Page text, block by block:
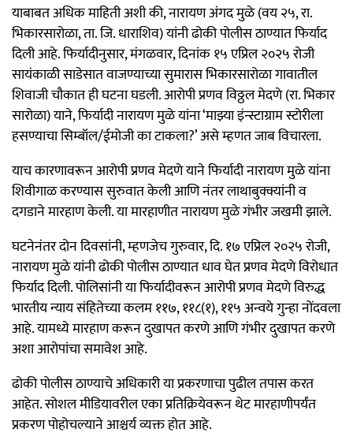
याबाबत अधिक माहिती अशी की, नारायण अंगद मुळे (वय २५, रा.
भिकारसारोळा, ता. जि. धाराशिव) यांनी ढोकी पोलीस ठाण्यात फिर्याद
दिली आहे. फिर्यादीनुसार, मंगळवार, दिनांक १५ एप्रिल २०२५ रोजी
सायंकाळी साडेसात वाजण्याच्या सुमारास भिकारसारोळा गावातील
शिवाजी चौकात ही घटना घडली. आरोपी प्रणव विठ्ठल मेदणे (रा. भिकार
सारोळा) याने, फिर्यादी नारायण मुळे यांना ‘माझ्या इंन्स्टाग्राम स्टोरीला
हसण्याचा सिम्बॉल/ईमोजी का टाकला?’ असे म्हणत जाब विचारला.
याच कारणावरून आरोपी प्रणव मेदणे याने फिर्यादी नारायण मुळे यांना
शिवीगाळ करण्यास सुरुवात केली आणि नंतर लाथाबुक्क्यांनी व
दगडाने मारहाण केली. या मारहाणीत नारायण मुळे गंभीर जखमी झाले.
घटनेनंतर दोन दिवसांनी, म्हणजेच गुरुवार, दि. १७ एप्रिल २०२५ रोजी,
नारायण मुळे यांनी ढोकी पोलीस ठाण्यात धाव घेत प्रणव मेदणे विरोधात
फिर्याद दिली. पोलिसांनी या फिर्यादीवरून आरोपी प्रणव मेदणे विरुद्ध
भारतीय न्याय संहितेच्या कलम ११७, ११८(१), ११५ अन्वये गुन्हा नोंदवला
आहे. यामध्ये मारहाण करून दुखापत करणे आणि गंभीर दुखापत करणे
अशा आरोपांचा समावेश आहे.
ढोकी पोलीस ठाण्याचे अधिकारी या प्रकरणाचा पुढील तपास करत
आहेत. सोशल मीडियावरील एका प्रतिक्रियेवरून थेट मारहाणीपर्यंत
प्रकरण पोहोचल्याने आश्चर्य व्यक्त होत आहे.